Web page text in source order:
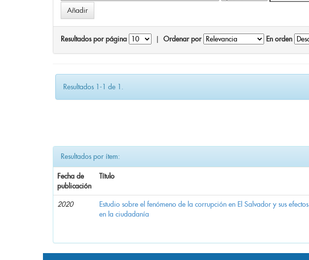
Resultados por página Ordenar por En orden
Resultados 1-1 de 1.
Resultados por ítem:
Fecha de
publicación
Título
2020
Estudio sobre el fenómeno de la corrupción en El Salvador y sus efectos
en la ciudadanía